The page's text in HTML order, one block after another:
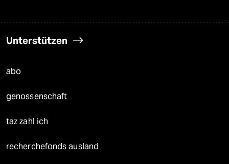
Unterstützen
abo
genossenschaft
taz zahl ich
recherchefonds ausland